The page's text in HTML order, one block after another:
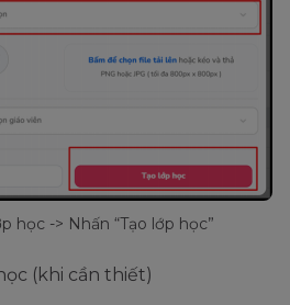
học -> Nhấn “Tạo lớp học”
(khi cần thiết)